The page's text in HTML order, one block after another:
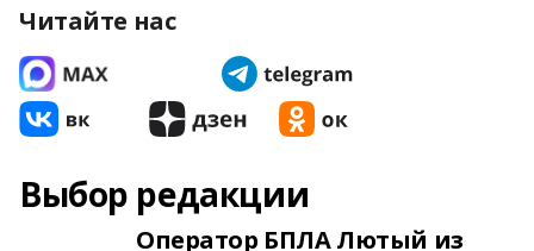
Читайте нас
Выбор редакции
Оператор БПЛА Лютый из